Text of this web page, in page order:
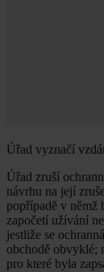
Úřad vyznačí
Úřad zruší
návrhu na její
popřípadě v němž
započetí užívání
jestliže se
obchodě obvyklé;
pro které byla